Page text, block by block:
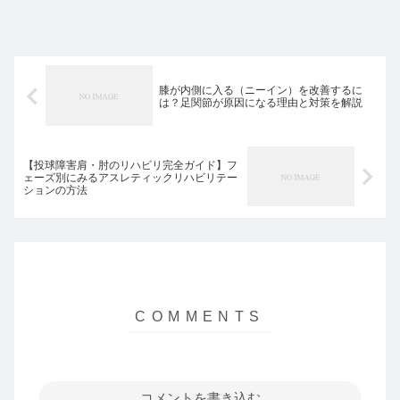
膝が内側に入る（ニーイン）を改善するに
は？足関節が原因になる理由と対策を解説
【投球障害肩・肘のリハビリ完全ガイド】フ
ェーズ別にみるアスレティックリハビリテー
ションの方法